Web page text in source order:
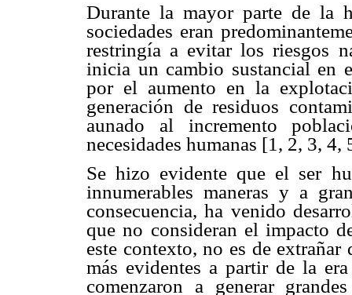
Durante la mayor parte de la
sociedades eran
restringía a evitar los riesgos
inicia un cambio sustancial en
por el aumento en la
generación de residuos
aunado al incremento
necesidades humanas [1, 2, 3, 4,
Se hizo evidente que el ser
innumerables maneras y a
consecuencia, ha venido
que no consideran el impacto
este contexto, no es de
más evidentes a partir de la
comenzaron a generar